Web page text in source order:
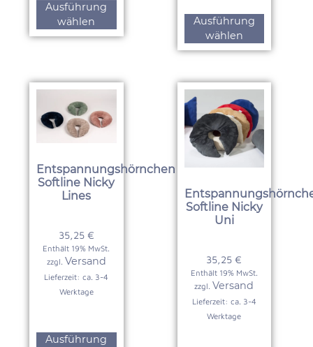
Ausführung
wählen
Ausführung
wählen
Entspannungshörnchen
Softline Nicky
Lines
35,25 €
Enthält 19% MwSt.
zzgl. Versand
Lieferzeit: ca. 3-4
Werktage
Ausführung
Softline Nicky
Uni
35,25€
Enthält 19% MwSt.
zzgl. Versand
Lieferzeit: ca. 3-4
Werktage